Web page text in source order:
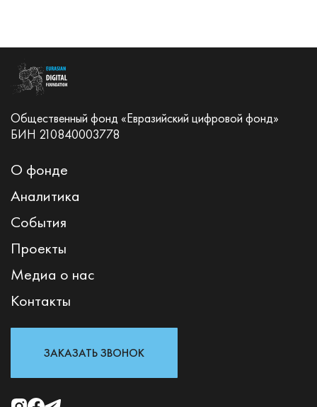
Общественный фонд «Евразийский цифровой фонд»
БИН 210840003778
О фонде
Аналитика
События
Проекты
Медиа о нас
Контакты
ЗАКАЗАТЬ ЗВОНОК